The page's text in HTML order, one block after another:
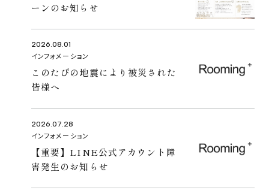
ーンのお知らせ
2026.08.01
インフォメーション
このたびの地震により被災された
皆様へ
2026.07.28
インフォメーション
【重要】LINE公式アカウント障
害発生のお知らせ